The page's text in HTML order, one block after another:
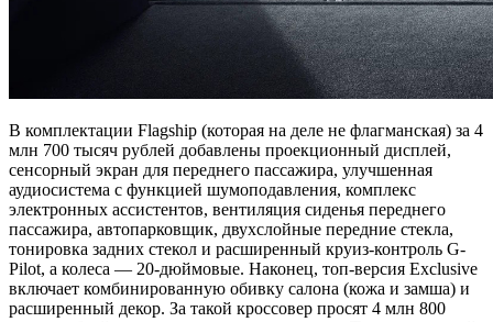
В комплектации Flagship (которая на деле не флагманская) за 4
млн 700 тысяч рублей добавлены проекционный дисплей,
сенсорный экран для переднего пассажира, улучшенная
аудиосистема с функцией шумоподавления, комплекс
электронных ассистентов, вентиляция сиденья переднего
пассажира, автопарковщик, двухслойные передние стекла,
тонировка задних стекол и расширенный круиз-контроль G-
Pilot, а колеса — 20-дюймовые. Наконец, топ-версия Exclusive
включает комбинированную обивку салона (кожа и замша) и
расширенный декор. За такой кроссовер просят 4 млн 800